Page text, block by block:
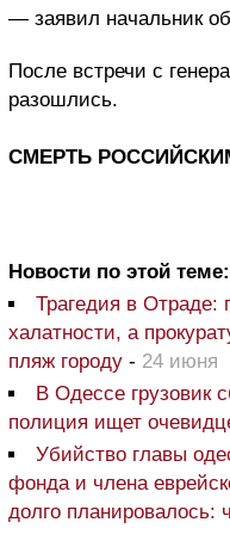
— заявил начальник
После встречи с
разошлись.
СМЕРТЬ
Новости по этой теме:
Трагедия в
халатности, а
пляж городу - 24 июня
В Одессе грузовик
полиция ищет
Убийство главы
фонда и члена
долго планировалось: